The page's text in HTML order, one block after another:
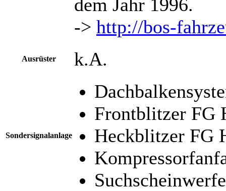
dem Jahr 1996.
-> http://bos-
Ausrüster k.A.
Sondersignalanlage
Frontblitzer FG
Heckblitzer FG